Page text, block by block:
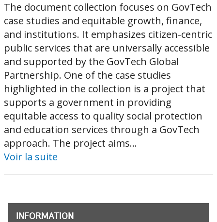
The document collection focuses on GovTech
case studies and equitable growth, finance,
and institutions. It emphasizes citizen-centric
public services that are universally accessible
and supported by the GovTech Global
Partnership. One of the case studies
highlighted in the collection is a project that
supports a government in providing
equitable access to quality social protection
and education services through a GovTech
approach. The project aims...
Voir la suite
INFORMATION